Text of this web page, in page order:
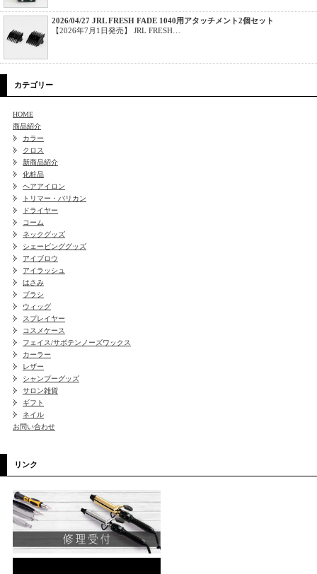
2026/04/27 JRL FRESH FADE 1040用アタッチメント2個セット
【2026年7月1日発売】 JRL FRESH…
カテゴリー
HOME
商品紹介
カラー
クロス
新商品紹介
化粧品
ヘアアイロン
トリマー・バリカン
ドライヤー
コーム
ネックグッズ
シェービンググッズ
アイブロウ
アイラッシュ
はさみ
ブラシ
ウィッグ
スプレイヤー
コスメケース
フェイス/サボテンノーズワックス
カーラー
レザー
シャンプーグッズ
サロン雑貨
ギフト
ネイル
お問い合わせ
リンク